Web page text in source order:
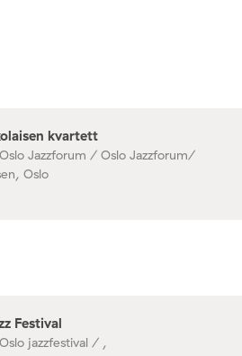
kvartett
Oslo Jazzforum / Oslo Jazzforum/
Oslo
Festival
Oslo jazzfestival / ,